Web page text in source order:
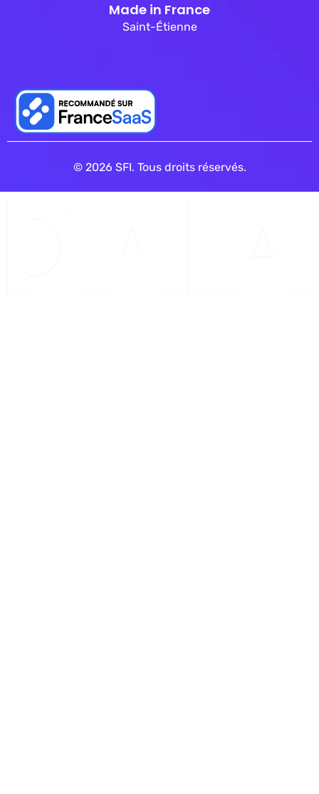
Made in France
Saint-Étienne
© 2026 SFI. Tous droits réservés.